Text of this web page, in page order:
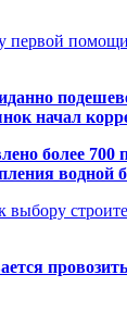
первой
начал
более 700
водной
выбору